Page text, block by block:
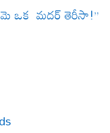
ఒక మదర్ తెరీసా!”